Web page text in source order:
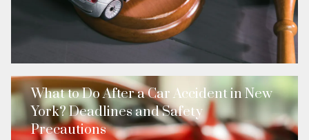
What to Do After a Car Accident in New
York? Deadlines and Safety
Precautions